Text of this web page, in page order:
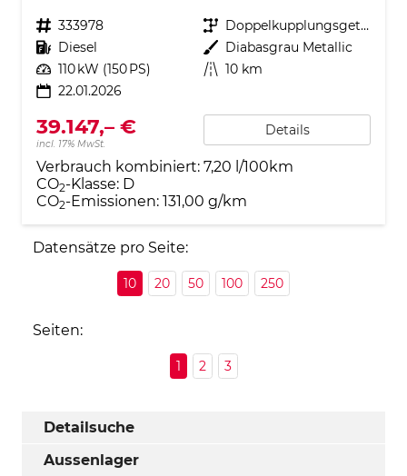
Fahrzeugnr. 333978 Getriebe
Doppelkupplungsgetriebe (DSG)
Kraftstoff Diesel Außenfarbe Diabasgrau Metallic
Leistung 110 kW (150 PS) Kilometerstand 10 km
22.01.2026
39.147,– €
incl. 17% MwSt.
Details
Verbrauch kombiniert: 7,20 l/100km
CO2-Klasse: D
CO2-Emissionen: 131,00 g/km
Datensätze pro Seite:
10 20 50 100 250
Seiten:
1 2 3
Detailsuche
Aussenlager